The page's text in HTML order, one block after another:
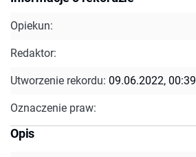
Opiekun:
Redaktor:
Utworzenie rekordu: 09.06.2022, 00:39
Oznaczenie praw:
Opis